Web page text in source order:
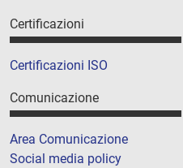
Certificazioni
Certificazioni ISO
Comunicazione
Area Comunicazione
Social media policy